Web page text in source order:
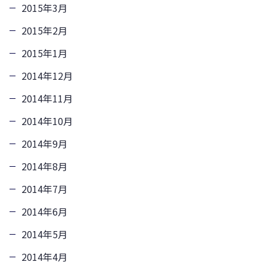
2015年3月
2015年2月
2015年1月
2014年12月
2014年11月
2014年10月
2014年9月
2014年8月
2014年7月
2014年6月
2014年5月
2014年4月